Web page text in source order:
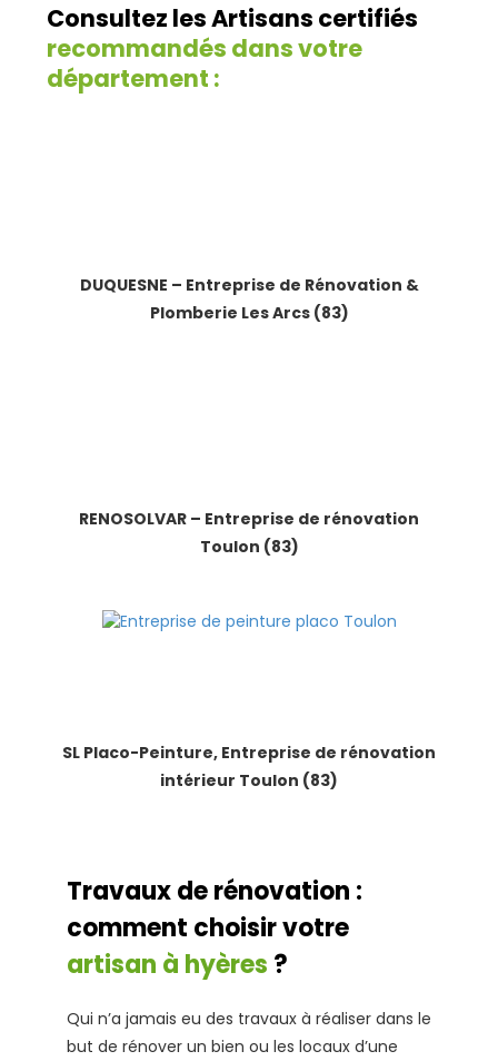
Consultez les Artisans certifiés
recommandés dans votre
département :
DUQUESNE – Entreprise de Rénovation &
Plomberie Les Arcs (83)
RENOSOLVAR – Entreprise de rénovation
Toulon (83)
SL Placo-Peinture, Entreprise de rénovation
intérieur Toulon (83)
Travaux de rénovation :
comment choisir votre
artisan à hyères ?
Qui n’a jamais eu des travaux à réaliser dans le
but de rénover un bien ou les locaux d’une